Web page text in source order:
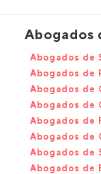
Abogados
Abogados de
Abogados de
Abogados de
Abogados de
Abogados de
Abogados de
Abogados de
Abogados de